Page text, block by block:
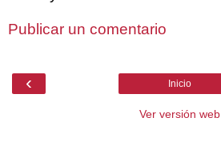
Publicar un comentario
‹ Inicio
Ver versión web